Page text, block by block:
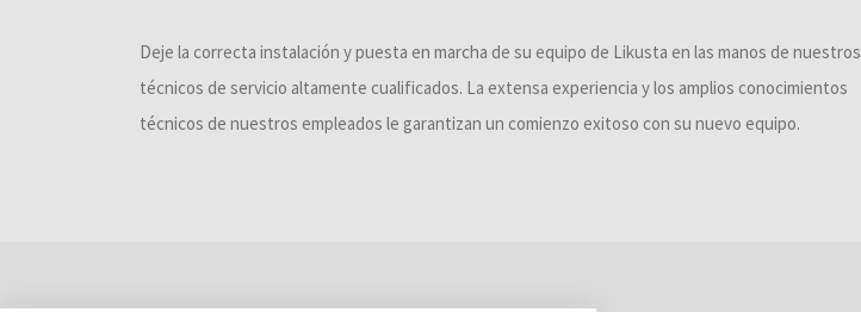
Deje la correcta instalación y puesta en marcha de su equipo de Likusta en las manos de nuestros
técnicos de servicio altamente cualificados. La extensa experiencia y los amplios conocimientos
técnicos de nuestros empleados le garantizan un comienzo exitoso con su nuevo equipo.